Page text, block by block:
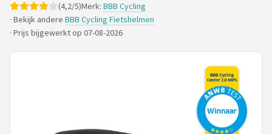
Stadsfietsen
Elektrische fietsen
(4,2/5)Merk: BBB Cycling
· Bekijk andere BBB Cycling Fietshelmen
· Prijs bijgewerkt op 07-08-2026